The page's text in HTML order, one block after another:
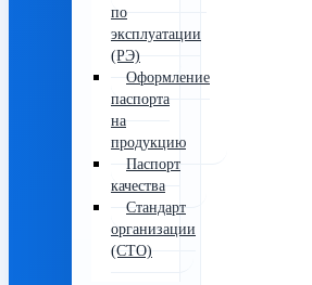
по
эксплуатации
(РЭ)
Оформление
паспорта
на
продукцию
Паспорт
качества
Стандарт
организации
(СТО)